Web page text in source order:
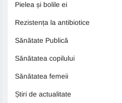
Pielea și bolile ei
Rezistența la antibiotice
Sănătate Publică
Sănătatea copilului
Sănătatea femeii
Știri de actualitate